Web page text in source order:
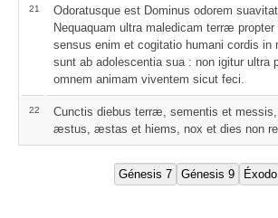
21
Odoratusque est Dominus odorem
Nequaquam ultra maledicam terræ propter
sensus enim et cogitatio humani cordis in
sunt ab adolescentia sua : non igitur ultra
omnem animam viventem sicut feci.
22
Cunctis diebus terræ, sementis et
æstus, æstas et hiems, nox et dies non